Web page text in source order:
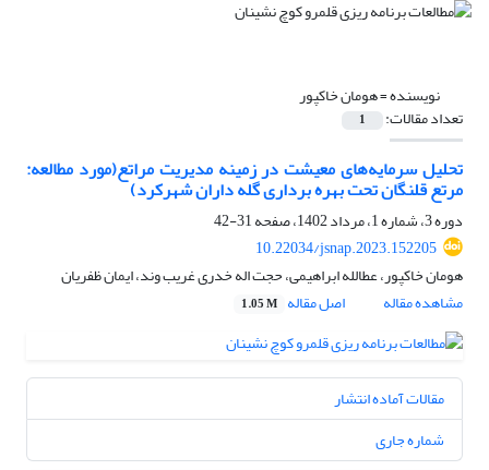
نویسنده =هومان خاکپور
تعداد مقالات: 1
تحلیل سرمایه‌های معیشت در زمینه مدیریت مراتع(مورد مطالعه:
مرتع قلنگان تحت بهره برداری گله داران شهرکرد)
دوره 3، شماره 1، مرداد 1402، صفحه
31-42
10.22034/jsnap.2023.152205
هومان خاکپور، عطالله ابراهیمی، حجت اله خدری غریب وند، ایمان ظفریان
مشاهده مقاله
اصل مقاله 1.05 M
مقالات آماده انتشار
شماره جاری